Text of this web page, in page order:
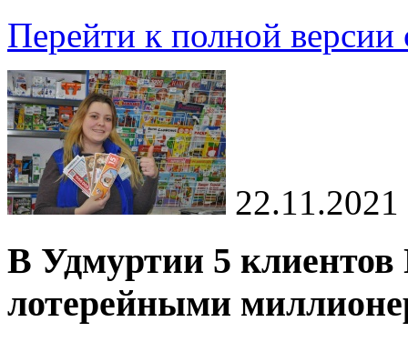
Перейти к полной версии
22.11.2021
В Удмуртии 5
лотерейными